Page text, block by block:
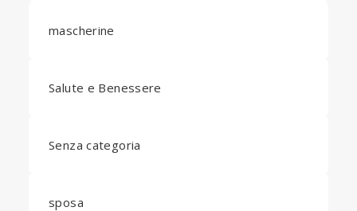
mascherine
Salute e Benessere
Senza categoria
sposa